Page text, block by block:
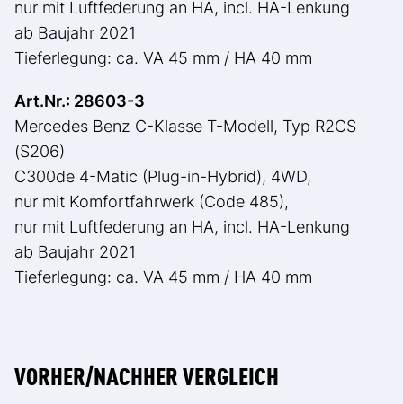
nur mit Luftfederung an HA, incl. HA-Lenkung
ab Baujahr 2021
Tieferlegung: ca. VA 45 mm / HA 40 mm
Art.Nr.: 28603-3
Mercedes Benz C-Klasse T-Modell, Typ R2CS
(S206)
C300de 4-Matic (Plug-in-Hybrid), 4WD,
nur mit Komfortfahrwerk (Code 485),
nur mit Luftfederung an HA, incl. HA-Lenkung
ab Baujahr 2021
Tieferlegung: ca. VA 45 mm / HA 40 mm
VORHER/NACHHER VERGLEICH